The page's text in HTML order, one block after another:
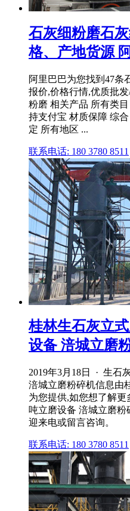
石灰细粉磨石
格、产地货源
阿里巴巴为您找到47条
报价,价格行情,优质批
粉磨 相关产品 所有类
持支付宝 材质保障 综
定 所有地区 ...
联系电话: 180 3780 8511
桂林生石灰立
设备 涪城立磨
2019年3月18日 · 生石
涪城立磨粉碎机信息由
为您提供,如您想了解
吨立磨设备 涪城立磨
迎来电或留言咨询。
联系电话: 180 3780 8511